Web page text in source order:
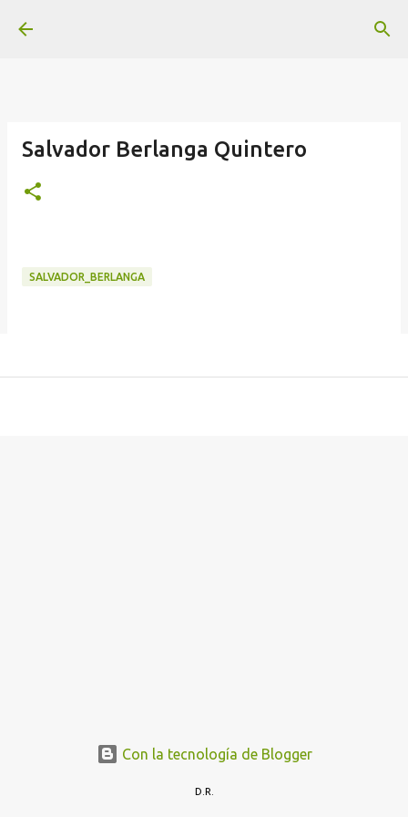
Salvador Berlanga Quintero
SALVADOR_BERLANGA
Con la tecnología de Blogger
D.R.